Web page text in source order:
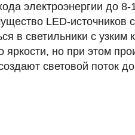
электроэнергии до 8-
LED-источников
в светильники с
яркости, но при этом
световой поток